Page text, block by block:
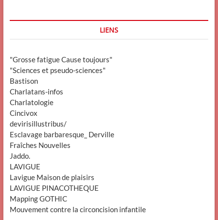
LIENS
"Grosse fatigue Cause toujours"
"Sciences et pseudo-sciences"
Bastison
Charlatans-infos
Charlatologie
Cincivox
devirisillustribus/
Esclavage barbaresque_ Derville
Fraîches Nouvelles
Jaddo.
LAVIGUE
Lavigue Maison de plaisirs
LAVIGUE PINACOTHEQUE
Mapping GOTHIC
Mouvement contre la circoncision infantile